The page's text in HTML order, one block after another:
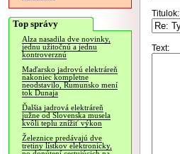
Top správy
Alza nasadila dve novinky,
jednu užitočnú a jednu
kontroverznú
Maďarsko jadrovú elektráreň
nakoniec kompletne
neodstavilo, Rumunsko mení
tok Dunaja
Ďalšia jadrová elektráreň
južne od Slovenska musela
kvôli teplu znížiť výkon
Železnice predávajú dve
tretiny lístkov elektronicky,
Titulok:
Text: